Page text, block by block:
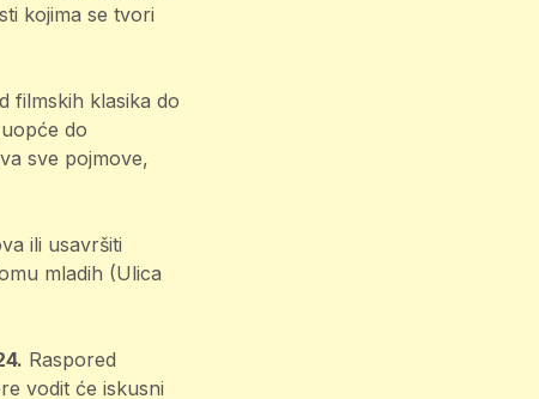
kojima se tvori
filmskih klasika do
do
sve pojmove,
ili usavršiti
mladih (Ulica
Raspored
vodit će iskusni